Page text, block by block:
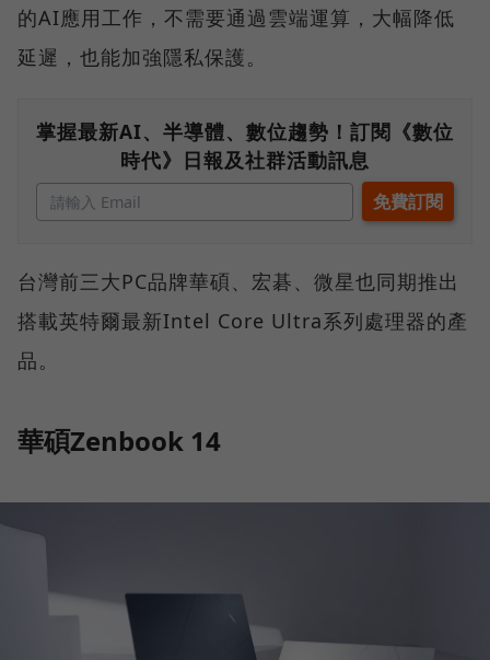
的AI應用工作，不需要通過雲端運算，大幅降低
延遲，也能加強隱私保護。
掌握最新AI、半導體、數位趨勢！訂閱《數位
時代》日報及社群活動訊息
台灣前三大PC品牌華碩、宏碁、微星也同期推出
搭載英特爾最新Intel Core Ultra系列處理器的產
品。
華碩Zenbook 14